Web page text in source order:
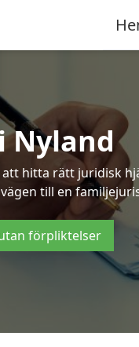
Nyland
hitta rätt juridisk
till en
förpliktelser